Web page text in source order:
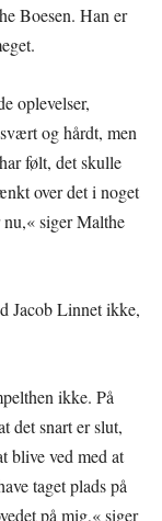
Boesen. Han er
oplevelser,
og hårdt, men
følt, det skulle
over det i noget
siger Malthe
Jacob Linnet ikke,
ikke. På
det snart er slut,
blive ved med at
taget plads på
på mig,« siger